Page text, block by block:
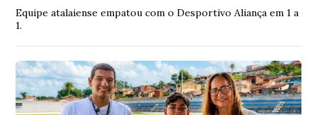
Equipe atalaiense empatou com o Desportivo Aliança em 1 a
1.